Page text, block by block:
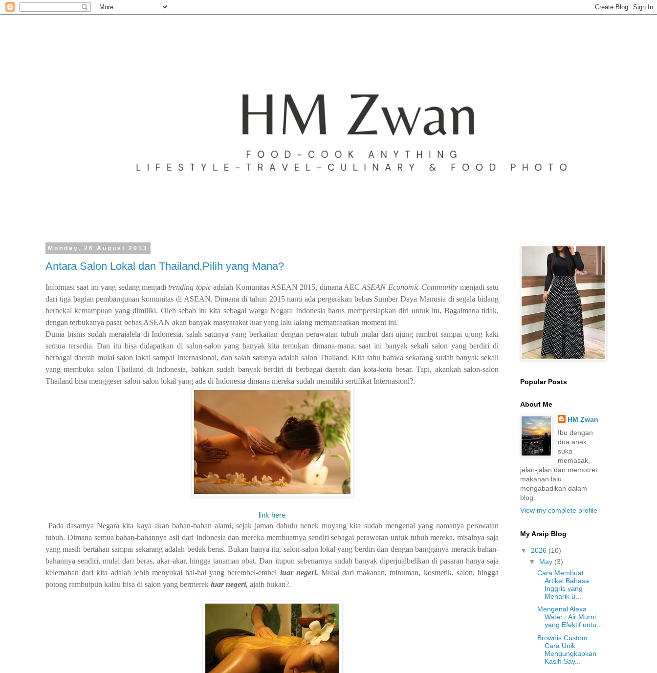
Monday, 26 August 2013
Antara Salon Lokal dan Thailand,Pilih yang Mana?
Informasi saat ini yang sedang menjaditrending topicadalah Komunitas ASEAN 2015, dimana AECASEAN Economic Community menjadi satu
dari tiga bagian pembangunan komunitas di ASEAN. Dimana di tahun 2015 nanti ada pergerakan bebas Sumber Daya Manusia di segala bidang
berbekal kemampuan yang dimiliki. Oleh sebab itu kita sebagai warga Negara Indonesia harus mempersiapkan diri untuk itu, Bagaimana tidak,
dengan terbukanya pasar bebas ASEAN akan banyak masyarakat luar yang lalu lalang memanfaatkan moment ini.
Dunia bisnis sudah merajalela di Indonesia, salah satunya yang berkaitan dengan perawatan tubuh mulai dari ujung rambut sampai ujung kaki
semua tersedia. Dan itu bisa didapatkan di salon-salon yang banyak kita temukan dimana-mana, saat ini banyak sekali salon yang berdiri di
berbagai daerah mulai salon lokal sampai Internasional, dan salah satunya adalah salon Thailand. Kita tahu bahwa sekarang sudah banyak sekali
yang membuka salon Thailand di Indonesia, bahkan sudah banyak berdiri di berbagai daerah dan kota-kota besar. Tapi, akankah salon-salon
Thailand bisa menggeser salon-salon lokal yang ada di Indonesia dimana mereka sudah memiliki sertifikat Internasionl?.
link here
Pada dasarnya Negara kita kaya akan bahan-bahan alami, sejak jaman dahulu nenek moyang kita sudah mengenal yang namanya perawatan
tubuh. Dimana semua bahan-bahannya asli dari Indonesia dan mereka membuatnya sendiri sebagai perawatan untuk tubuh mereka, misalnya saja
yang masih bertahan sampai sekarang adalah bedak beras. Bukan hanya itu, salon-salon lokal yang berdiri dan dengan bangganya meracik bahan-
bahannya sendiri, mulai dari beras, akar-akar, hingga tanaman obat. Dan itupun sebenarnya sudah banyak diperjualbelikan di pasaran hanya saja
kelemahan dari kita adalah lebih menyukai hal-hal yang berembel-embel luar negeri. Mulai dari makanan, minuman, kosmetik, salon, hingga
potong rambutpun kalau bisa di salon yang bermerek luar negeri, ajaib bukan?.
Popular Posts
About Me
HM Zwan
Ibu dengan
dua anak,
suka
memasak,
jalan-jalan dan memotret
makanan lalu
mengabadikan dalam
blog.
View my complete profile
My Arsip Blog
▼ 2026 (10)
▼ May (3)
Cara Membuat
Artikel Bahasa
Inggris yang
Menarik u...
Mengenal Alexa
Water : Air Murni
yang Efektif untu...
Brownis Custom :
Cara Unik
Mengungkapkan
Kasih Say...